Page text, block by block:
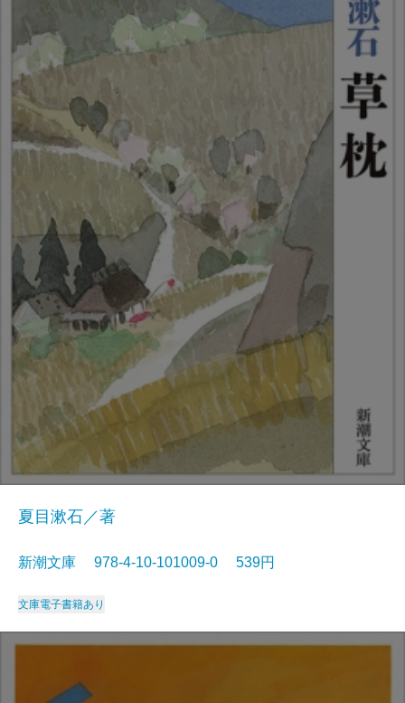
夏目漱石／著
新潮文庫 978-4-10-101009-0 539円
文庫電子書籍あり